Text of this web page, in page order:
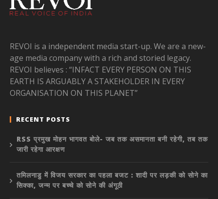
REVOI is a independent media start-up. We are a new-
age media company with a rich and storied legacy.
REVOI believes : “INFACT EVERY PERSON ON THIS
EARTH IS ARGUABLY A STAKEHOLDER IN EVERY
ORGANISATION ON THIS PLANET”
RECENT POSTS
RSS प्रमुख मोहन भागवत बोले- जब तक असमानता बनी रहेगी, तब तक
जारी रहेगा आरक्षण
तमिलनाडु में विजय सरकार का पहला बजट : शादी पर लड़की को सोने का
सिक्का, जन्म पर बच्चे को सोने की अंगूठी